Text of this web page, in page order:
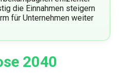
die Einnahmen steigern
für Unternehmen weiter
2040